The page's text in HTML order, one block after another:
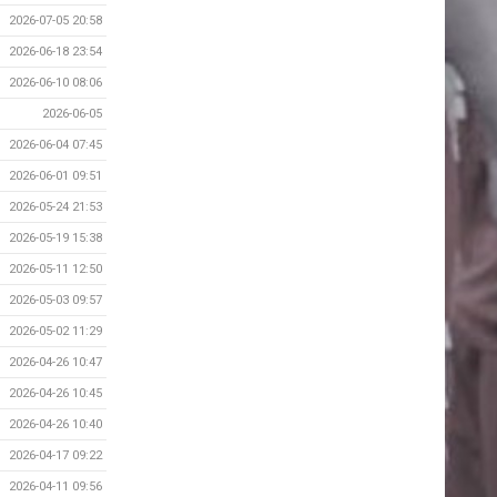
2026-07-05 20:58
2026-06-18 23:54
2026-06-10 08:06
2026-06-05
2026-06-04 07:45
2026-06-01 09:51
2026-05-24 21:53
2026-05-19 15:38
2026-05-11 12:50
2026-05-03 09:57
2026-05-02 11:29
2026-04-26 10:47
2026-04-26 10:45
2026-04-26 10:40
2026-04-17 09:22
2026-04-11 09:56